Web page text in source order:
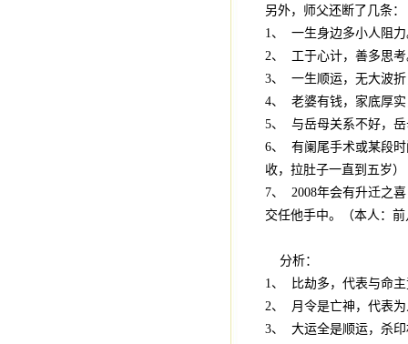
另外，师父还断了几条：
1、 一生身边多小人阻
2、 工于心计，善多思
3、 一生顺运，无大波
4、 老婆有钱，家底厚
5、 与岳母关系不好，
6、 有阑尾手术或某段
收，拉肚子一直到五岁）
7、 2008年会有升迁之
交任他手中。（本人：
分析：
1、 比劫多，代表与命
2、 月令是亡神，代表
3、 大运全是顺运，杀